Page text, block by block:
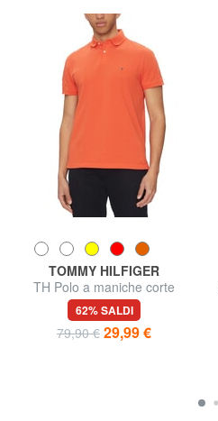
TOMMY HILFIGER
TH Polo a maniche corte
regular fit
62% SALDI
79,90 € 29,99 €